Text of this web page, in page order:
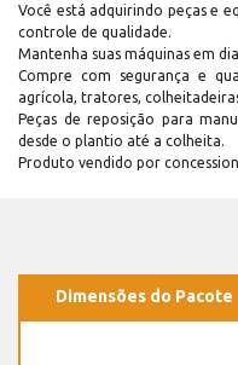
Você está adquirindo peças e
controle de qualidade.
Mantenha suas máquinas em
Compre com segurança e
agrícola, tratores,
Peças de reposição para
desde o plantio até a colheita.
Produto vendido por
Dimensões do Pacote